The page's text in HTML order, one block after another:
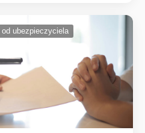
ubezpieczyciela